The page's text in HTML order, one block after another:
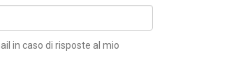
in caso di risposte al mio